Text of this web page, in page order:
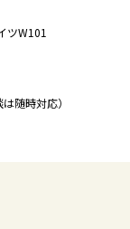
ツW101
随時対応）